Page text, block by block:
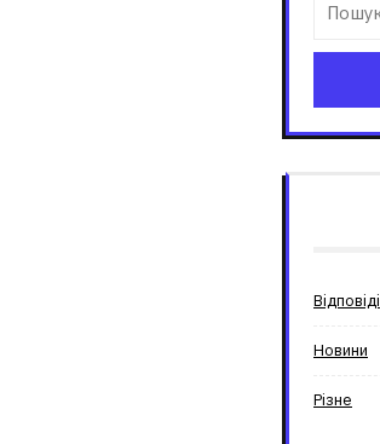
Відповіді
Новини
Різне